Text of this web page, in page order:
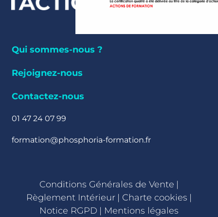
Qui sommes-nous ?
Rejoignez-nous
Contactez-nous
01 47 24 07 99
formation@phosphoria-formation.fr
Conditions Générales de Vente |
Règlement Intérieur | Charte cookies |
Notice RGPD | Mentions légales